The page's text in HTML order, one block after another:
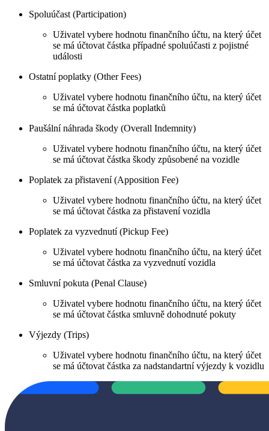
Spoluúčast (Participation)
Uživatel vybere hodnotu finančního účtu, na který účet
se má účtovat částka případné spoluúčasti z pojistné
události
Ostatní poplatky (Other Fees)
Uživatel vybere hodnotu finančního účtu, na který účet
se má účtovat částka poplatků
Paušální náhrada škody (Overall Indemnity)
Uživatel vybere hodnotu finančního účtu, na který účet
se má účtovat částka škody způsobené na vozidle
Poplatek za přistavení (Apposition Fee)
Uživatel vybere hodnotu finančního účtu, na který účet
se má účtovat částka za přistavení vozidla
Poplatek za vyzvednutí (Pickup Fee)
Uživatel vybere hodnotu finančního účtu, na který účet
se má účtovat částka za vyzvednutí vozidla
Smluvní pokuta (Penal Clause)
Uživatel vybere hodnotu finančního účtu, na který účet
se má účtovat částka smluvně dohodnuté pokuty
Výjezdy (Trips)
Uživatel vybere hodnotu finančního účtu, na který účet
se má účtovat částka za nadstandartní výjezdy k vozidlu